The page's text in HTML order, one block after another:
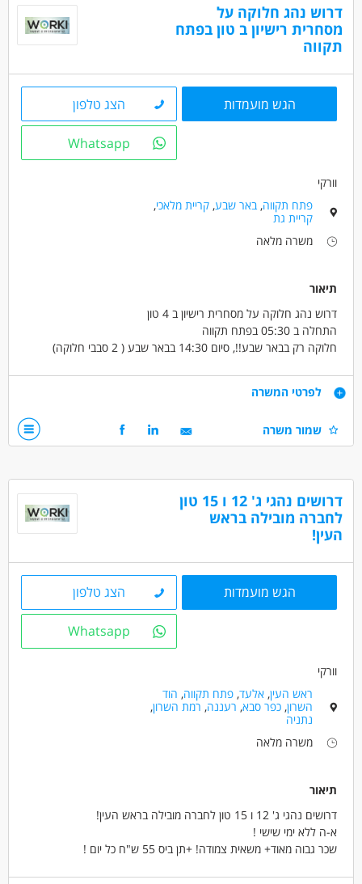
מחסנים ולוגיסטיקה - מלקטים
נהגים, רכב ותחבורה - עוזר/ת נהג
מאפייני משרה
דרוש נהג חלוקה על
מסחרית רישיון ב טון בפתח
תקווה
הגש מועמדות הצג טלפון
Whatsapp
וורקי
פתח תקווה,באר שבע,קריית מלאכי,
קריית גת
משרה מלאה
תיאור
דרוש נהג חלוקה על מסחרית רישיון ב 4 טון
התחלה ב 05:30 בפתח תקווה
חלוקה רק בבאר שבע!!, סיום 14:30 בבאר שבע ( 2 סבבי חלוקה)
דרישות
נהגים, רכב ותחבורה - נהג/ת חלוקה
נהגים, רכב ותחבורה - נהג/ת שינוע
נהגים, רכב ותחבורה - נהג/ת מונית
מאפייני משרה
עבודה לפי שעות
לפרטי המשרה
שמור משרה
דרושים נהגי ג' 12 ו 15 טון
לחברה מובילה בראש
העין!
הגש מועמדות הצג טלפון
Whatsapp
וורקי
ראש העין,אלעד,פתח תקווה, הוד
השרון,כפר סבא, רעננה, רמת השרון,
נתניה
משרה מלאה
תיאור
דרושים נהגי ג' 12 ו 15 טון לחברה מובילה בראש העין!
א-ה ללא ימי שישי !
שכר גבוה מאוד+ משאית צמודה! +תן ביס 55 ש"ח כל יום !